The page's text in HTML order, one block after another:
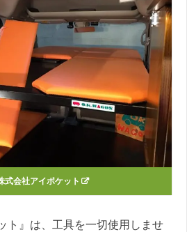
式会社アイポケット
ト』は、工具を一切使用しませ